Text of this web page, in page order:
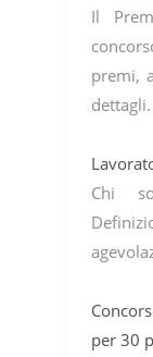
Il
premi,
dettagli.
Chi
per 30